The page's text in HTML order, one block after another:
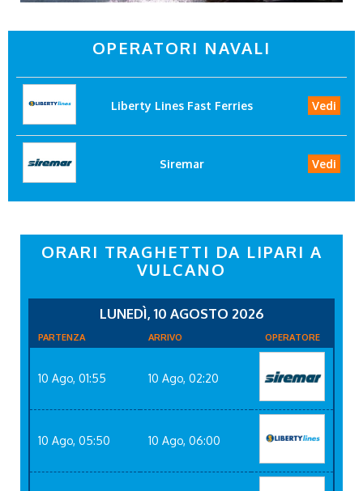
OPERATORI NAVALI
Liberty Lines Fast Ferries Vedi
Siremar Vedi
ORARI TRAGHETTI DA LIPARI A
VULCANO
LUNEDÌ, 10 AGOSTO 2026
PARTENZA ARRIVO OPERATORE
10 Ago, 01:55 10 Ago, 02:20
10 Ago, 05:50 10 Ago, 06:00